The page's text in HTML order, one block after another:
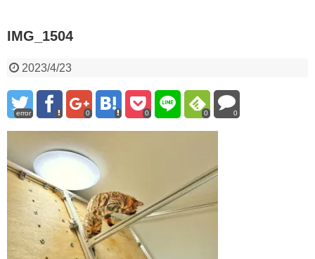
IMG_1504
2023/4/23
error 0 0 0 0